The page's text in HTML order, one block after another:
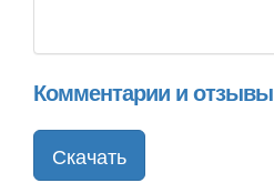
Комментарии и отзывы
Скачать